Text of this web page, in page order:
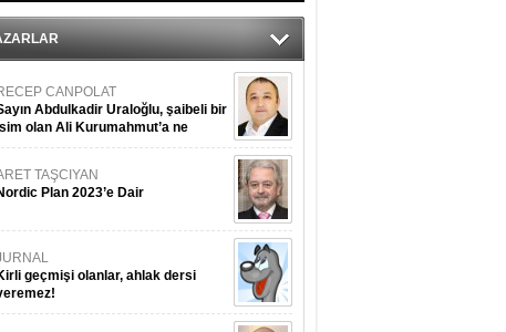
ediyor
CANPOLAT
Abdulkadir Uraloğlu, şaibeli bir
olan Ali Kurumahmut’a ne
TAŞCIYAN
Plan 2023’e Dair
geçmişi olanlar, ahlak dersi